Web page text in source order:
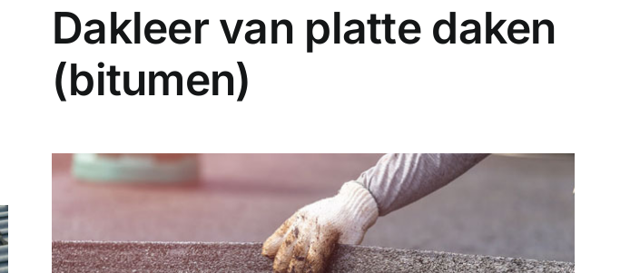
Dakleer van platte daken
(bitumen)